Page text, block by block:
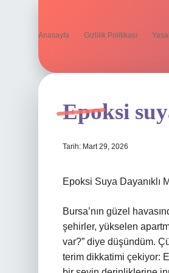
Anasayfa Gizlilik Politikası
Epoksi
Tarih: Mart 29, 2026
Epoksi Suya Dayanıklı
Bursa’nın güzel
şehirler, yükselen
var?” diye düşündüm.
terim dikkatimi çekiyor: